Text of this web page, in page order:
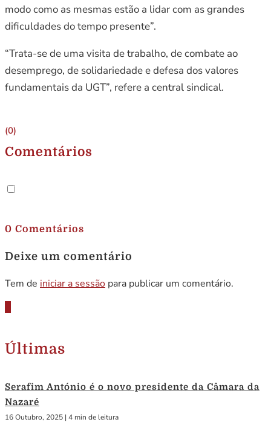
modo como as mesmas estão a lidar com as grandes
dificuldades do tempo presente”.
“Trata-se de uma visita de trabalho, de combate ao
desemprego, de solidariedade e defesa dos valores
fundamentais da UGT”, refere a central sindical.
(0)
Comentários
0 Comentários
Deixe um comentário
Tem de iniciar a sessão para publicar um comentário.
Últimas
Serafim António é o novo presidente da Câmara da
Nazaré
16 Outubro, 2025 | 4 min de leitura